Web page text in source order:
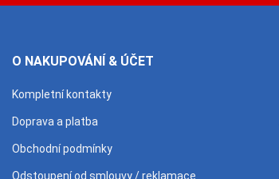
O NAKUPOVÁNÍ & ÚČET
Kompletní kontakty
Doprava a platba
Obchodní podmínky
Odstoupení od smlouvy / reklamace